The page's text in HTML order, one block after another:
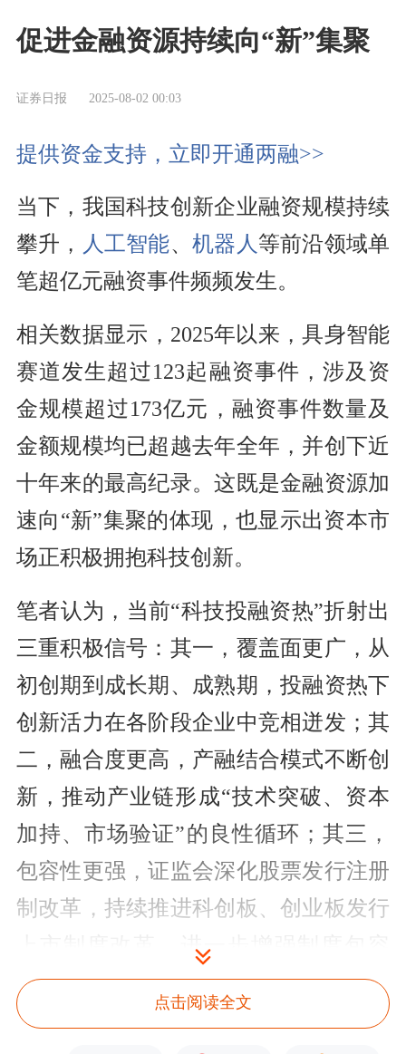
促进金融资源持续向“新”集聚
证券日报 2025-08-02 00:03
提供资金支持，立即开通两融>>
当下，我国科技创新企业融资规模持续
攀升， 人工智能、机器人等前沿领域单
笔超亿元融资事件频频发生。
相关数据显示，2025年以来，具身智能
赛道发生超过123起融资事件，涉及资
金规模超过173亿元，融资事件数量及
金额规模均已超越去年全年，并创下近
十年来的最高纪录。这既是金融资源加
速向“新”集聚的体现，也显示出资本市
场正积极拥抱科技创新。
笔者认为，当前“科技投融资热”折射出
三重积极信号：其一，覆盖面更广，从
初创期到成长期、成熟期，投融资热下
创新活力在各阶段企业中竞相迸发；其
二，融合度更高，产融结合模式不断创
新，推动产业链形成“技术突破、资本
加持、市场验证”的良性循环；其三，
包容性更强，证监会深化股票发行注册
制改革，持续推进科创板、创业板发行
上市制度改革，进一步增强制度包容
性、适应性。
接下来，各方要让这股融资热潮真正转
点击阅读全文